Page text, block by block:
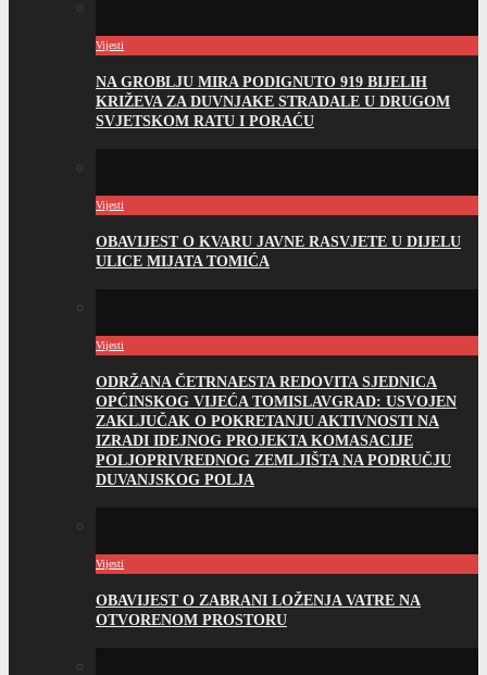
Vijesti
NA GROBLJU MIRA PODIGNUTO 919 BIJELIH
KRIŽEVA ZA DUVNJAKE STRADALE U DRUGOM
SVJETSKOM RATU I PORAĆU
Vijesti
OBAVIJEST O KVARU JAVNE RASVJETE U DIJELU
ULICE MIJATA TOMIĆA
Vijesti
ODRŽANA ČETRNAESTA REDOVITA SJEDNICA
OPĆINSKOG VIJEĆA TOMISLAVGRAD: USVOJEN
ZAKLJUČAK O POKRETANJU AKTIVNOSTI NA
IZRADI IDEJNOG PROJEKTA KOMASACIJE
POLJOPRIVREDNOG ZEMLJIŠTA NA PODRUČJU
DUVANJSKOG POLJA
Vijesti
OBAVIJEST O ZABRANI LOŽENJA VATRE NA
OTVORENOM PROSTORU